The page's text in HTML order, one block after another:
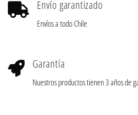
Envío garantizado
Envíos a todo Chile
Garantía
Nuestros productos tienen 3 años de